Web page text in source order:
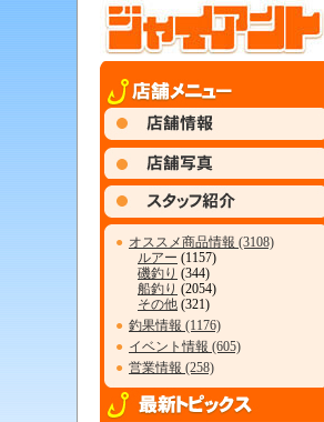
● オススメ商品情報 (3108)
ルアー (1157)
磯釣り (344)
船釣り (2054)
その他 (321)
● 釣果情報 (1176)
● イベント情報 (605)
● 営業情報 (258)